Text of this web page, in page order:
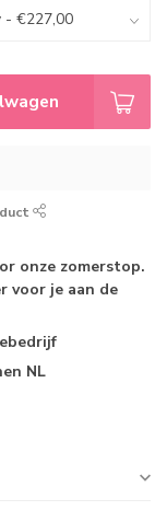
onze zomerstop.
voor je aan de
NL